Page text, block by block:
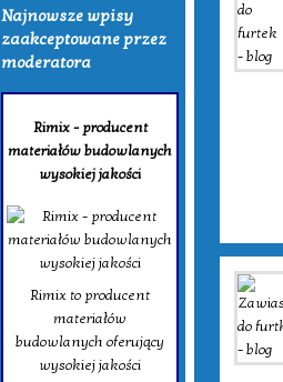
Najnowsze wpisy
zaakceptowane przez
moderatora
Rimix - producent
materiałów budowlanych
wysokiej jakości
Rimix to producent
materiałów
budowlanych oferujący
wysokiej jakości